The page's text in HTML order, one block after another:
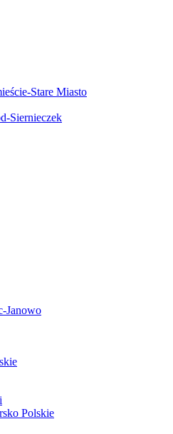
Stare Miasto
Siernieczek
Janowo
Polskie